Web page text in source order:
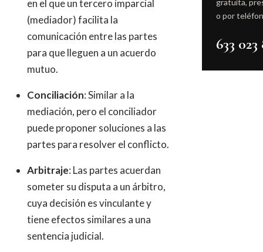
en el que un tercero imparcial
(mediador) facilita la
comunicación entre las partes
para que lleguen a un acuerdo
mutuo.
Conciliación: Similar a la
mediación, pero el conciliador
puede proponer soluciones a las
partes para resolver el conflicto.
Arbitraje: Las partes acuerdan
someter su disputa a un árbitro,
cuya decisión es vinculante y
tiene efectos similares a una
sentencia judicial.
gratuita,
o por
633 023